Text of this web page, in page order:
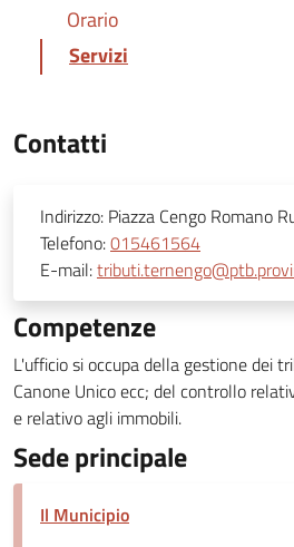
Orario
Servizi
Contatti
Indirizzo: Piazza Cengo Romano
Telefono:015461564
E-mail:
Competenze
L'ufficio si occupa della gestione dei
Canone Unico ecc; del controllo
e relativo agli immobili.
Sede principale
Il Municipio